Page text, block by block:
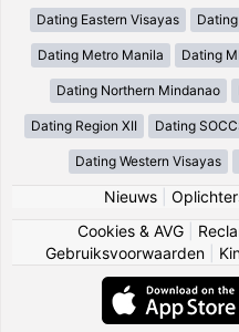
Dating Eastern Visayas
Dating Metro Manila Dating
Dating Northern Mindanao
Dating Region XII Dating
Dating Western Visayas
Nieuws|
Cookies & AVG
Gebruiksvoorwaarden